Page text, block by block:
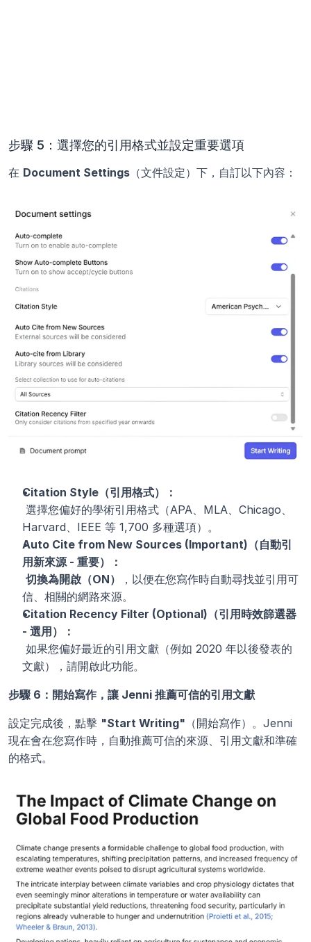
步驟 5：選擇您的引用格式並設定重要選項
在 Document Settings （文件設定）下，自訂以下內容：
Citation Style（引用格式）：
Harvard、IEEE 等 1,700 多種選項）。
Auto Cite from New Sources (Important)（自動引
用新來源 - 重要）：
切換為開啟（ON）
，以便在您寫作時自動尋找並引用可
信、相關的網路來源。
Citation Recency Filter (Optional)（引用時效篩選器
- 選用）：
文獻），請開啟此功能。
步驟 6：開始寫作，讓 Jenni 推薦可信的引用文獻
設定完成後，點擊 "Start Writing" （開始寫作）。Jenni
現在會在您寫作時，自動推薦可信的來源、引用文獻和準確
的格式。